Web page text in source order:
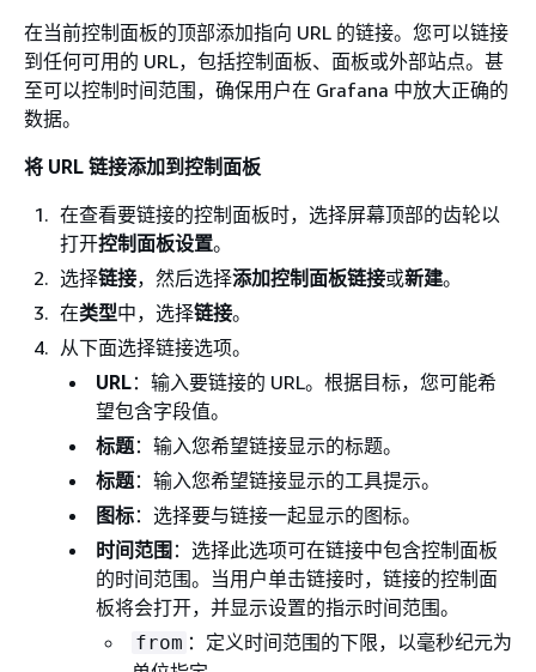
在当前控制面板的顶部添加指向 URL 的链接。您可以链接
到任何可用的 URL，包括控制面板、面板或外部站点。甚
至可以控制时间范围，确保用户在 Grafana 中放大正确的
数据。
将 URL 链接添加到控制面板
在查看要链接的控制面板时，选择屏幕顶部的齿轮以
打开控制面板设置。
选择链接，然后选择添加控制面板链接或新建。
在类型中，选择链接。
从下面选择链接选项。
URL：输入要链接的 URL。根据目标，您可能希
望包含字段值。
标题：输入您希望链接显示的标题。
标题：输入您希望链接显示的工具提示。
图标：选择要与链接一起显示的图标。
时间范围 ：选择此选项可在链接中包含控制面板
的时间范围。当用户单击链接时，链接的控制面
板将会打开，并显示设置的指示时间范围。
from ：定义时间范围的下限，以毫秒纪元为